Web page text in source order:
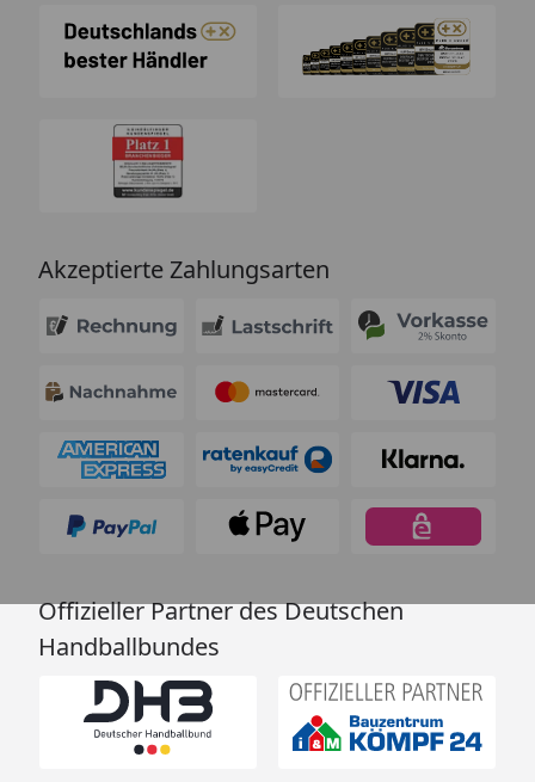
Akzeptierte Zahlungsarten
Offizieller Partner des Deutschen
Handballbundes